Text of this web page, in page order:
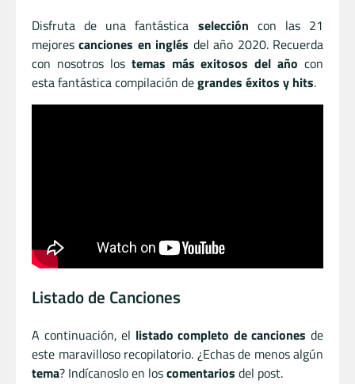
Disfruta de una fantástica selección con las 21
mejorescanciones en inglés del año 2020. Recuerda
con nosotros lostemas más exitosos del año con
esta fantástica compilación degrandes éxitos y hits.
Listado de Canciones
A continuación, el listado completo de canciones de
este maravilloso recopilatorio. ¿Echas de menos algún
tema? Indícanoslo en loscomentarios del post.